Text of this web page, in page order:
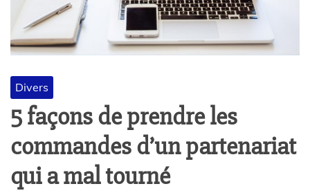
Divers
5 façons de prendre les
commandes d’un partenariat
qui a mal tourné